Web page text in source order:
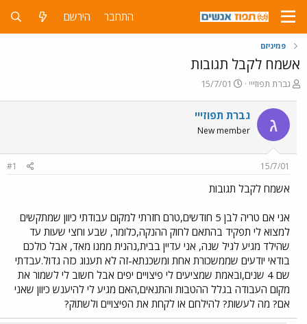
התחבר הירשם
פמיניזם
אשמח לקבל תגובות
פ
ח
ה
ו
ש
גברת תפוזייי
פ
ס
ם
ת
י
15/7/01
ג גברת תפוזייי
New member
15/7/01
#1
אשמח לקבל תגובות
אני אם טריה לבן 5 חודשים,טרם חזרתי למקום עבודתי כיוון שמתקשים
למצוא לי תפקיד בהתאם לחוק ההנקה,כלומר, שבע וחצי שעות עד
שהילד מגיע לגיל שנה, אני עדיין בבית,נהנית ממנו מאד, אבל כולכם
בודאי יודעים שממשכורת אחת ומשכנתא-זה לא תענוג כזה גדול.עבדתי
שם 4 שנים,ובאמת שמציעים לי פיצויים יפים אבל חשוב לי לשמור את
מקום העבודה בגלל ההטבות והתנאים,האם מגיע לי להיענש כיוון שאני
אם? מה לעשות? להילחם או לקחת את הפיצויים ולשתוק?